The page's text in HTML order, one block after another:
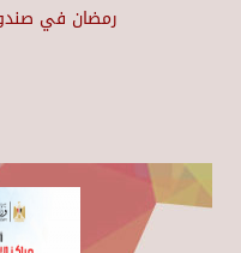
رمضان في صندوق